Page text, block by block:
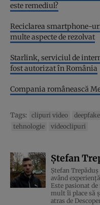
este remediul?
Reciclarea smartphone-
multe aspecte de rezolvat
Starlink, serviciul de
fost autorizat în România
Compania românească
Tags: clipuri video deepfake
tehnologie
videoclipuri
Ștefan
Ștefan
având
Este pasionat
mult îi place să
atras de